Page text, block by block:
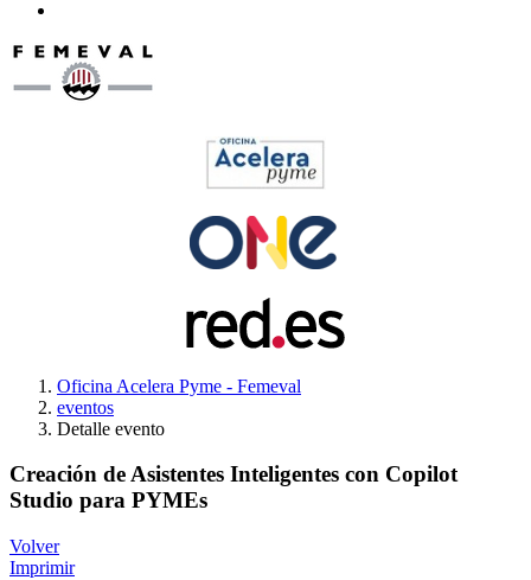
Oficina Acelera Pyme - Femeval
eventos
Detalle evento
Creación de Asistentes Inteligentes con Copilot
Studio para PYMEs
Volver
Imprimir